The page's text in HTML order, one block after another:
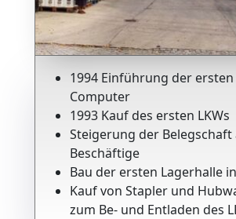
1994 Einführung der ersten
Computer
1993 Kauf des ersten LKWs
Steigerung der Belegschaft
Beschäftige
Bau der ersten Lagerhalle
Kauf von Stapler und
zum Be- und Entladen des